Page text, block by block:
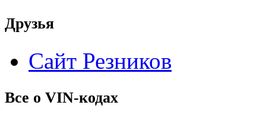
Друзья
Сайт Резников
Все о VIN-кодах